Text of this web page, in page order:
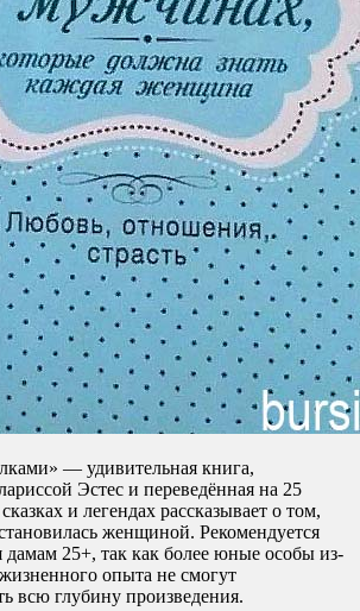
— удивительная книга,
Эстес и переведённая на 25
и легендах рассказывает о том,
женщиной. Рекомендуется
дамам 25+, так как более юные особы из-
жизненного опыта не смогут
всю глубину произведения.